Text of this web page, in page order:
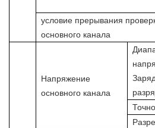
условие прерывания
основного канала
Напряжение
основного канала